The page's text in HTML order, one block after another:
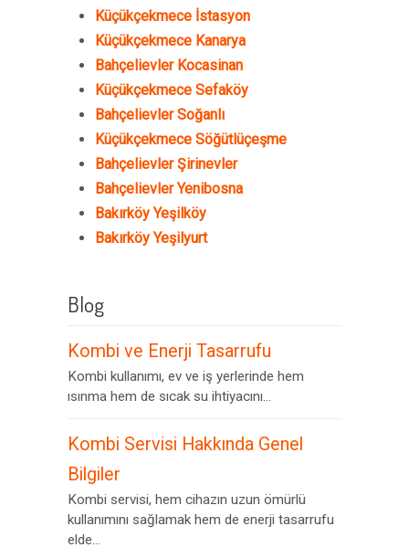
Küçükçekmece İstasyon
Küçükçekmece Kanarya
Bahçelievler Kocasinan
Küçükçekmece Sefaköy
Bahçelievler Soğanlı
Küçükçekmece Söğütlüçeşme
Bahçelievler Şirinevler
Bahçelievler Yenibosna
Bakırköy Yeşilköy
Bakırköy Yeşilyurt
Blog
Kombi ve Enerji Tasarrufu
Kombi kullanımı, ev ve iş yerlerinde hem
ısınma hem de sıcak su ihtiyacını...
Kombi Servisi Hakkında Genel
Bilgiler
Kombi servisi, hem cihazın uzun ömürlü
kullanımını sağlamak hem de enerji tasarrufu
elde...